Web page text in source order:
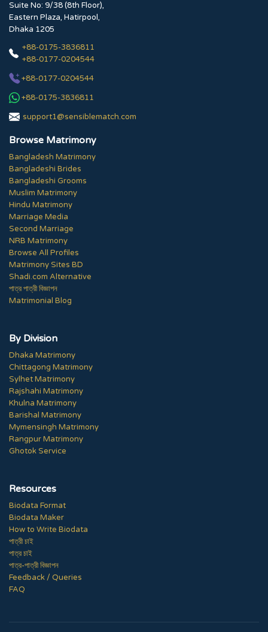
Suite No: 9/38 (8th Floor),
Eastern Plaza, Hatirpool,
Dhaka 1205
+88-0175-3836811
+88-0177-0204544
+88-0177-0204544
+88-0175-3836811
support1@sensiblematch.com
Browse Matrimony
Bangladesh Matrimony
Bangladeshi Brides
Bangladeshi Grooms
Muslim Matrimony
Hindu Matrimony
Marriage Media
Second Marriage
NRB Matrimony
Browse All Profiles
Matrimony Sites BD
Shadi.com Alternative
পাত্র পাত্রী বিজ্ঞাপন
Matrimonial Blog
By Division
Dhaka Matrimony
Chittagong Matrimony
Sylhet Matrimony
Rajshahi Matrimony
Khulna Matrimony
Barishal Matrimony
Mymensingh Matrimony
Rangpur Matrimony
Ghotok Service
Resources
Biodata Format
Biodata Maker
How to Write Biodata
পাত্রী চাই
পাত্র চাই
পাত্র-পাত্রী বিজ্ঞাপন
Feedback / Queries
FAQ